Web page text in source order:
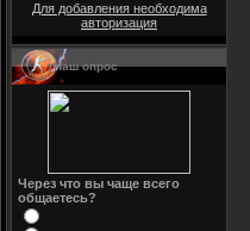
Для добавления необходима
авторизация
Наш опрос
Через что вы чаще всего
общаетесь?